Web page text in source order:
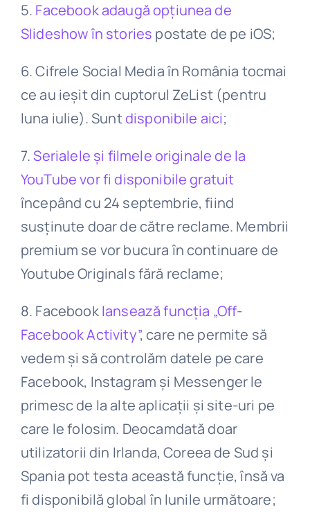
5. Facebook adaugă opțiunea de
Slideshow în stories postate de pe iOS;
6. Cifrele Social Media în România tocmai
ce au ieșit din cuptorul ZeList (pentru
luna iulie). Suntdisponibile aici;
7.Serialele și filmele originale de la
YouTube vor fi disponibile gratuit
începând cu 24 septembrie, fiind
susținute doar de către reclame. Membrii
premium se vor bucura în continuare de
Youtube Originals fără reclame;
8. Facebooklansează funcția „Off-
Facebook Activity”, care ne permite să
vedem și să controlăm datele pe care
Facebook, Instagram și Messenger le
primesc de la alte aplicații și site-uri pe
care le folosim. Deocamdată doar
utilizatorii din Irlanda, Coreea de Sud și
Spania pot testa această funcție, însă va
fi disponibilă global în lunile următoare;